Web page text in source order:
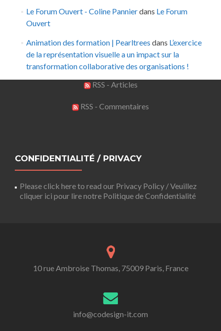
Le Forum Ouvert - Coline Pannierdans Le Forum
Ouvert
Animation des formation | Pearltrees dans L’exercice
de la représentation visuelle a un impact sur la
transformation collaborative des organisations !
RSS - Articles
RSS - Commentaires
CONFIDENTIALITÉ / PRIVACY
Please click here to read our Privacy Policy / Veuillez
cliquer ici pour lire notre Politique de Confidentialité
10 rue Ambroise Thomas, 75009 Paris, France
info@codesign-it.com